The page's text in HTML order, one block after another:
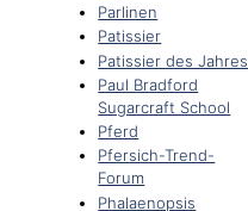
Parlinen
Patissier
Patissier des Jahres
Paul Bradford
Sugarcraft School
Pferd
Pfersich-Trend-
Forum
Phalaenopsis